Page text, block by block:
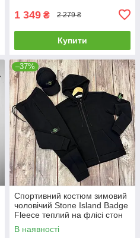
1 349 ₴ 2 279 ₴
Купити
–37%
Спортивний костюм зимовий
чоловічий Stone Island Badge
Fleece теплий на флісі стон
айленд чорний
В наявності